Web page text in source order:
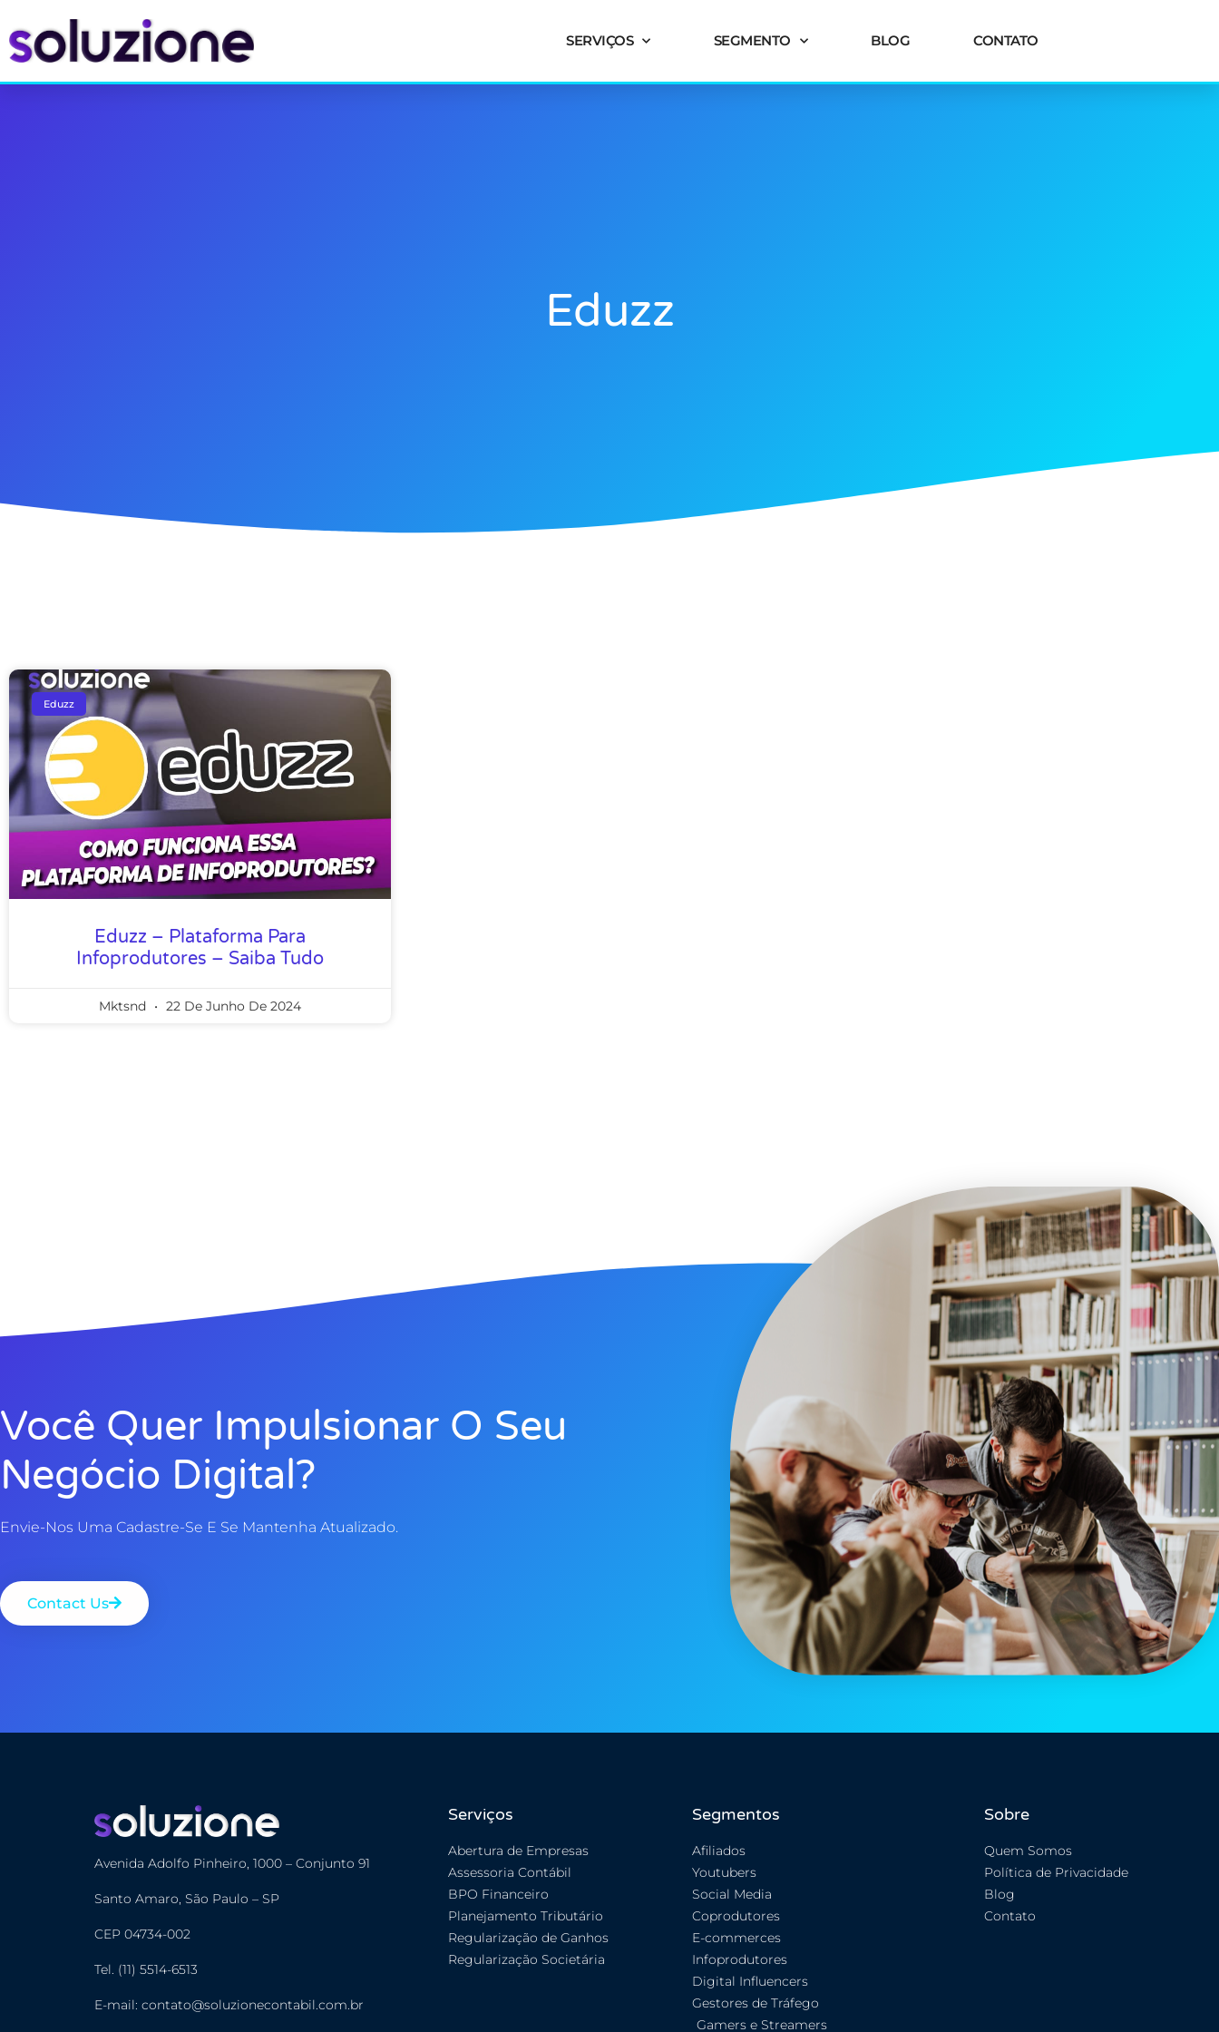
SERVIÇOS SEGMENTO BLOG CONTATO
Eduzz
Eduzz
Eduzz – Plataforma Para
Infoprodutores – Saiba Tudo
Mktsnd 22 De Junho De 2024
Você Quer Impulsionar O Seu
Negócio Digital?
Envie-Nos Uma Cadastre-Se E Se Mantenha Atualizado.
Contact Us
Avenida Adolfo Pinheiro, 1000 – Conjunto 91
Santo Amaro, São Paulo – SP
CEP 04734-002
Tel. (11) 5514-6513
E-mail: contato@soluzionecontabil.com.br
Serviços
Abertura de Empresas
Assessoria Contábil
BPO Financeiro
Planejamento Tributário
Regularização de Ganhos
Regularização Societária
Segmentos
Afiliados
Youtubers
Social Media
Coprodutores
E-commerces
Infoprodutores
Digital Influencers
Gestores de Tráfego
Gamers e Streamers
Sobre
Quem Somos
Política de Privacidade
Blog
Contato